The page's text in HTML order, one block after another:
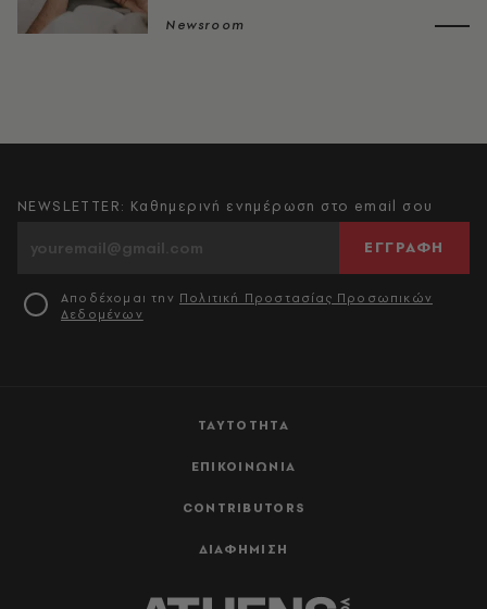
Newsroom
ΤΑΥΤΟΤΗΤΑ
ΕΠΙΚΟΙΝΩΝΙΑ
CONTRIBUTORS
ΔΙΑΦΗΜΙΣΗ
NEWSLETTER: Καθημερινή ενημέρωση στο email σου
ΕΓΓΡΑΦΗ
Αποδέχομαι την Πολιτική Προστασίας Προσωπικών
Δεδομένων